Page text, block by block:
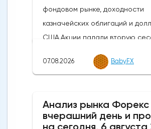
07.08.2026 BabyFX
Анализ рынка Форекс
вчерашний день и